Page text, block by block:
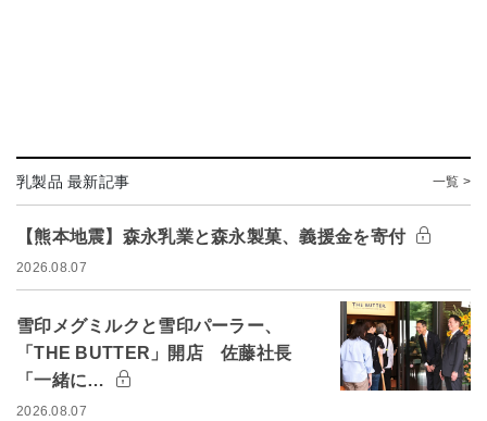
乳製品 最新記事 一覧 >
【熊本地震】森永乳業と森永製菓、義援金を寄付
2026.08.07
雪印メグミルクと雪印パーラー、
「THE BUTTER」開店 佐藤社長
「一緒に…
2026.08.07